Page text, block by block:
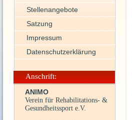
Stellenangebote
Satzung
Impressum
Datenschutzerklärung
Anschrift:
ANIMO
Verein für Rehabilitations- &
Gesundheitssport e.V.